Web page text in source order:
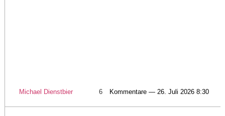
Michael Dienstbier 6 Kommentare — 26. Juli 2026 8:30